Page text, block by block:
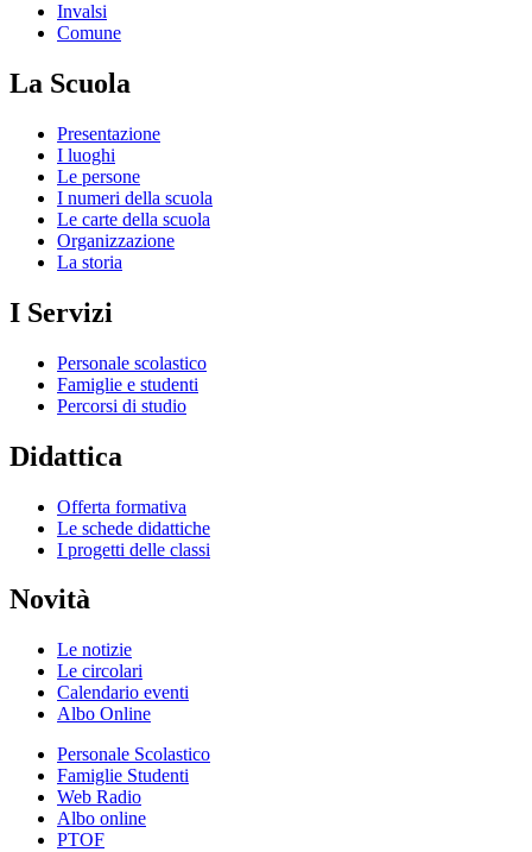
Invalsi
Comune
La Scuola
Presentazione
I luoghi
Le persone
I numeri della scuola
Le carte della scuola
Organizzazione
La storia
I Servizi
Personale scolastico
Famiglie e studenti
Percorsi di studio
Didattica
Offerta formativa
Le schede didattiche
I progetti delle classi
Novità
Le notizie
Le circolari
Calendario eventi
Albo Online
Personale Scolastico
Famiglie Studenti
Web Radio
Albo online
PTOF